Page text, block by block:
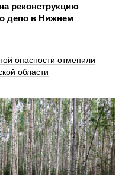
реконструкцию
депо в Нижнем
опасности отменили
области